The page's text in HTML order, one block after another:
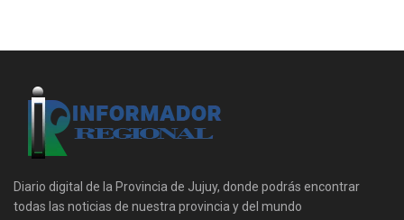
Diario digital de la Provincia de Jujuy, donde podrás encontrar
todas las noticias de nuestra provincia y del mundo